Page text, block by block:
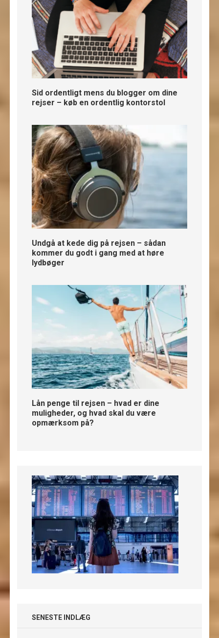
Sid ordentligt mens du blogger om dine
rejser – køb en ordentlig kontorstol
Undgå at kede dig på rejsen – sådan
kommer du godt i gang med at høre
lydbøger
Lån penge til rejsen – hvad er dine
muligheder, og hvad skal du være
opmærksom på?
SENESTE INDLÆG